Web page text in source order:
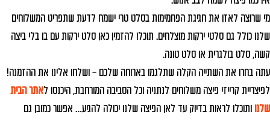
מי שרוצה לאזן את חגיגת הפחמימות בסלט טרי ישמח לדעת שתפריט המשלוחים
שלנו כולל גם סלטי ירקות מוצלחים. תוכלו להזמין כאן סלט ירקות עם בו בלי ביצה
קשה, סלט בולגרית או סלט טונה.
עתה בחרו את השתייה הקלה שתלגמו בארוחה שלכם – ושלחו אלינו את ההזמנה!
לפיצריית קרייזי פיצה משלוחים לנתניה וכל הסביבה המורחבת, היכנסו לאתר הבית
שלנו ותוכלו לראות בדיוק עד לאן הפיצה שלנו יכולה להגיע… אפשר כמובן גם